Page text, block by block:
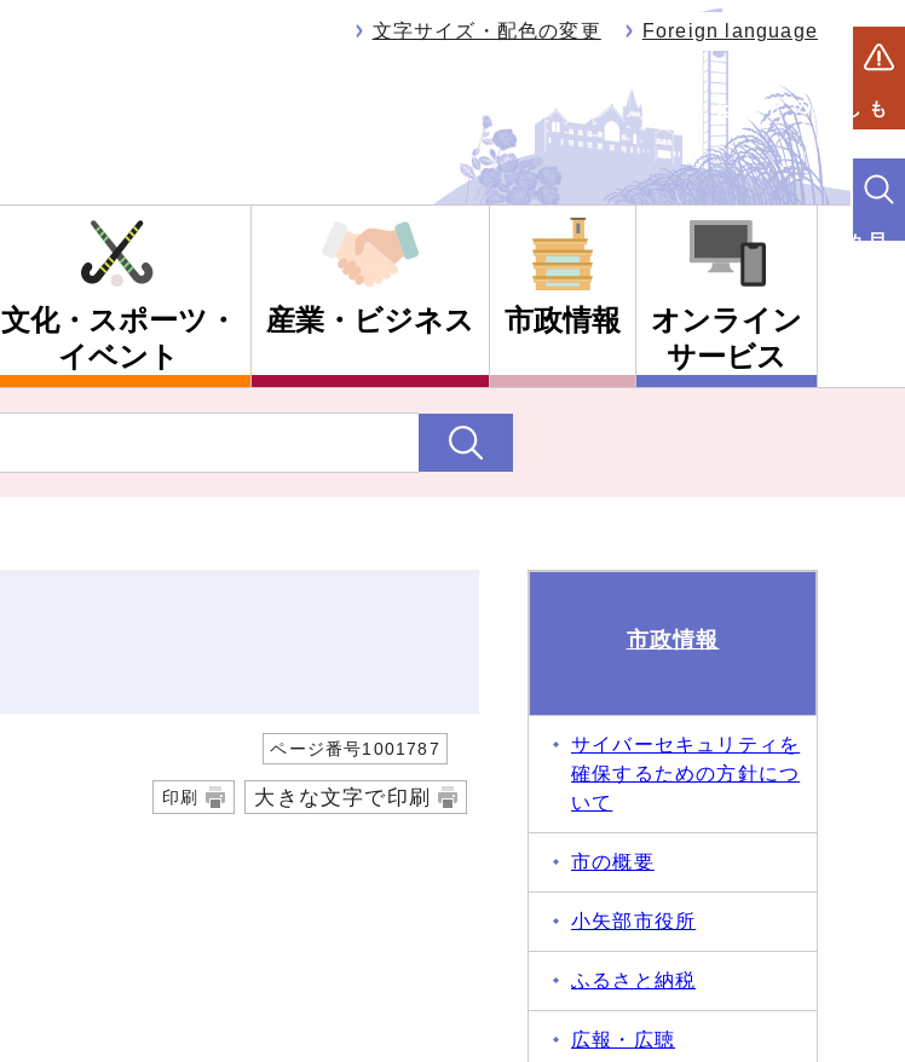
文字サイズ・配色の変更 Foreign language
もしものときは
文化・スポーツ・
イベント
産業・ビジネス 市政情報
オンライン
サービス
ページ番号1001787
印刷 大きな文字で印刷
市政情報
サイバーセキュリティを
確保するための方針につ
いて
市の概要
小矢部市役所
ふるさと納税
広報・広聴